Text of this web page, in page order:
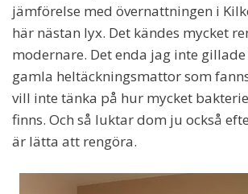
jämförelse med övernattningen i
här nästan lyx. Det kändes mycket
modernare. Det enda jag inte
gamla heltäckningsmattor som
vill inte tänka på hur mycket
finns. Och så luktar dom ju också
är lätta att rengöra.